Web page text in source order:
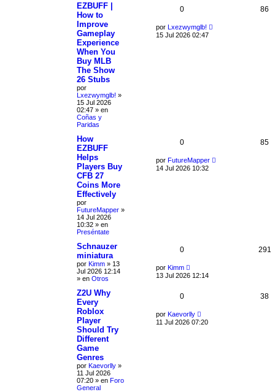
EZBUFF |
How to
Improve
Gameplay
Experience
When You
Buy MLB
The Show
26 Stubs
por
Lxezwymglb! »
15 Jul 2026
02:47 » en
Coñas y
Paridas
0 86
por Lxezwymglb!
15 Jul 2026 02:47
How
EZBUFF
Helps
Players Buy
CFB 27
Coins More
Effectively
por
FutureMapper »
14 Jul 2026
10:32 » en
Preséntate
0 85
por FutureMapper
14 Jul 2026 10:32
Schnauzer
miniatura
por Kimm » 13
Jul 2026 12:14
» en Otros
0 291
por Kimm
13 Jul 2026 12:14
Z2U Why
Every
Roblox
Player
Should Try
Different
Game
Genres
por Kaevorlly »
11 Jul 2026
07:20 » en Foro
General
0 38
por Kaevorlly
11 Jul 2026 07:20